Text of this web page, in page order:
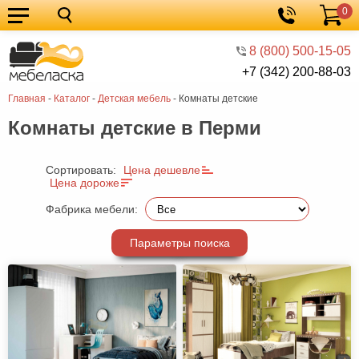
8 (800) 500-15-05
+7 (342) 200-88-03
Корзина
0
Главная - Каталог - Детская мебель - Комнаты детские
Кухонные
гарнитуры
Мебель
для
кухни
Мебель
для
спальни
Кровати
Шкафы
Детская
Мебель
Комнаты детские в Перми
Сортировать:
Цена дешевле
Цена дороже
Фабрика мебели:
Параметры поиска